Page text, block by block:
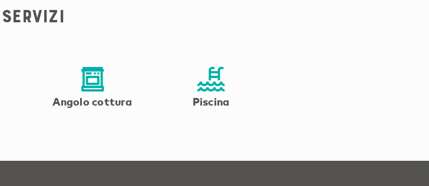
servizi
Angolo cottura Piscina